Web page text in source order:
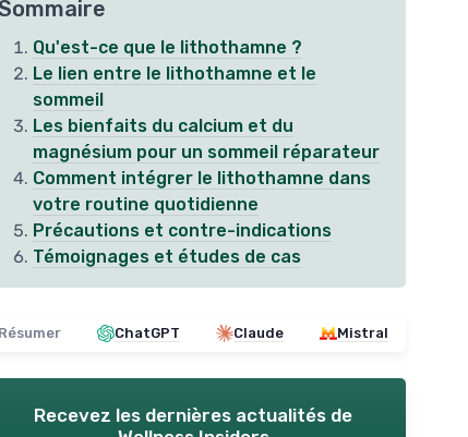
Qu'est-ce que le lithothamne ?
Le lien entre le lithothamne et le
sommeil
Les bienfaits du calcium et du
magnésium pour un sommeil réparateur
Comment intégrer le lithothamne dans
votre routine quotidienne
Précautions et contre-indications
Témoignages et études de cas
Résumer ChatGPT Claude Mistral
Recevez les dernières actualités de